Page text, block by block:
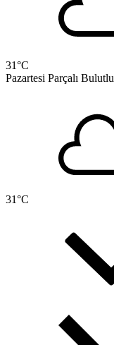
31°C
Pazartesi Parçalı Bulutlu
31°C